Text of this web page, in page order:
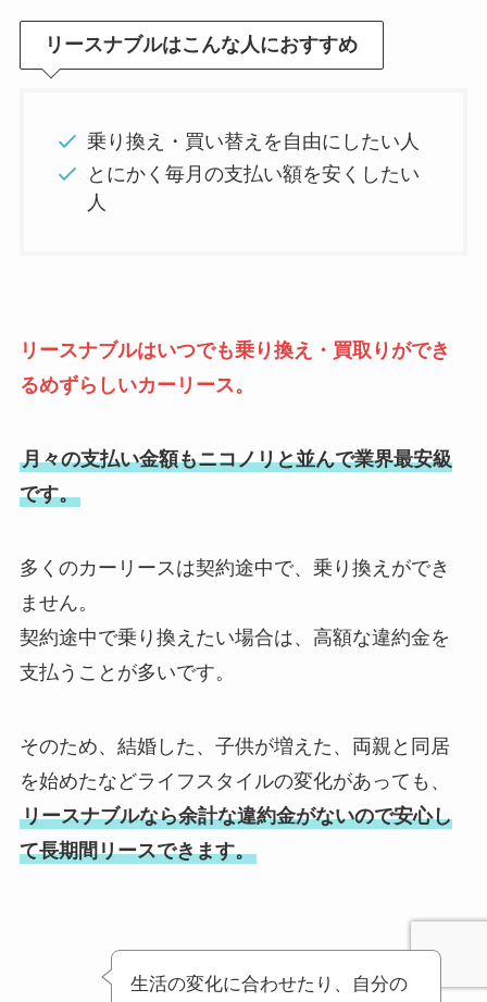
リースナブルはこんな人におすすめ
乗り換え・買い替えを自由にしたい人
とにかく毎月の支払い額を安くしたい
人
リースナブルはいつでも乗り換え・買取りができ
るめずらしいカーリース。
月々の支払い金額もニコノリと並んで業界最安級
です。
多くのカーリースは契約途中で、乗り換えができ
ません。
契約途中で乗り換えたい場合は、高額な違約金を
支払うことが多いです。
そのため、結婚した、子供が増えた、両親と同居
を始めたなどライフスタイルの変化があっても、
リースナブルなら余計な違約金がないので安心し
て長期間リースできます。
生活の変化に合わせたり、自分の